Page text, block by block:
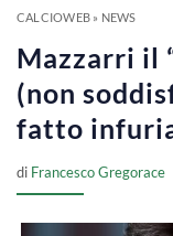
CALCIOWEB» NEWS
Mazzarri il
(non
fatto
di Francesco Gregorace